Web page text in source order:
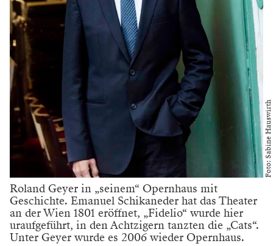
Foto: Sabine Hauswirth
Roland Geyer in „seinem“ Opernhaus mit
Geschichte. Emanuel Schikaneder hat das Theater
an der Wien 1801 eröffnet, „Fidelio“ wurde hier
uraufgeführt, in den Achtzigern tanzten die „Cats“.
Unter Geyer wurde es 2006 wieder Opernhaus.